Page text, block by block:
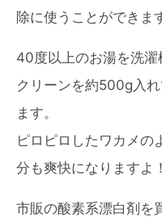
除に使うことができま
40度以上のお湯を洗
クリーンを約500g入
ます。
ピロピロしたワカメの
分も爽快になりますよ！
市販の酸素系漂白剤を